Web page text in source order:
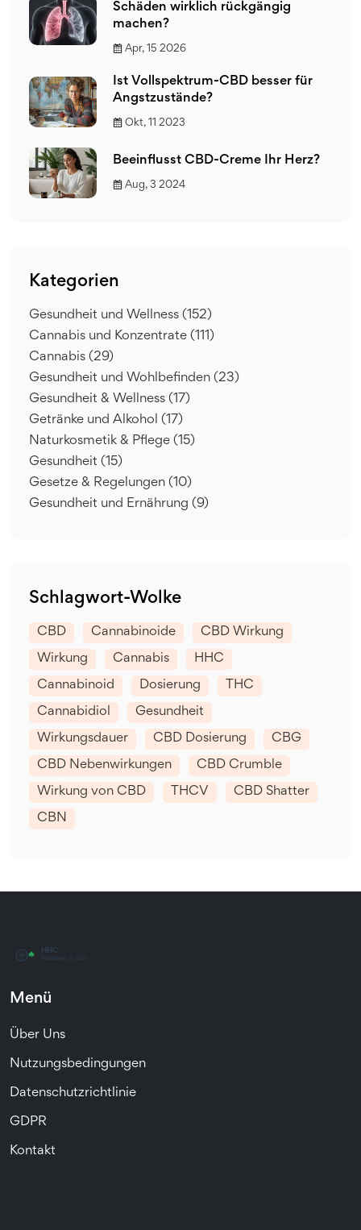
Schäden wirklich rückgängig
machen?
Apr, 15 2026
Ist Vollspektrum-CBD besser für
Angstzustände?
Okt, 11 2023
Beeinflusst CBD-Creme Ihr Herz?
Aug, 3 2024
Kategorien
Gesundheit und Wellness (152)
Cannabis und Konzentrate (111)
Cannabis (29)
Gesundheit und Wohlbefinden (23)
Gesundheit & Wellness (17)
Getränke und Alkohol (17)
Naturkosmetik & Pflege (15)
Gesundheit (15)
Gesetze & Regelungen (10)
Gesundheit und Ernährung (9)
Schlagwort-Wolke
CBD Cannabinoide CBD Wirkung
Wirkung Cannabis HHC
Cannabinoid Dosierung THC
Cannabidiol Gesundheit
Wirkungsdauer CBD Dosierung CBG
CBD Nebenwirkungen CBD Crumble
Wirkung von CBD THCV CBD Shatter
CBN
Menü
Über Uns
Nutzungsbedingungen
Datenschutzrichtlinie
GDPR
Kontakt